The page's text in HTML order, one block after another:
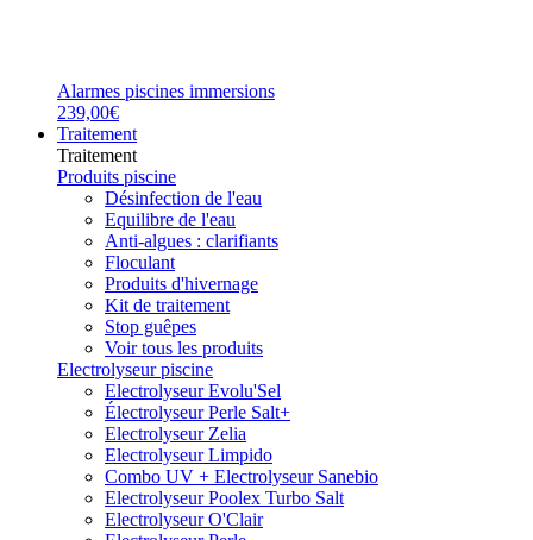
Alarmes piscines immersions
239,00€
Traitement
Traitement
Produits piscine
Désinfection de l'eau
Equilibre de l'eau
Anti-algues : clarifiants
Floculant
Produits d'hivernage
Kit de traitement
Stop guêpes
Voir tous les produits
Electrolyseur piscine
Electrolyseur Evolu'Sel
Électrolyseur Perle Salt+
Electrolyseur Zelia
Electrolyseur Limpido
Combo UV + Electrolyseur Sanebio
Electrolyseur Poolex Turbo Salt
Electrolyseur O'Clair